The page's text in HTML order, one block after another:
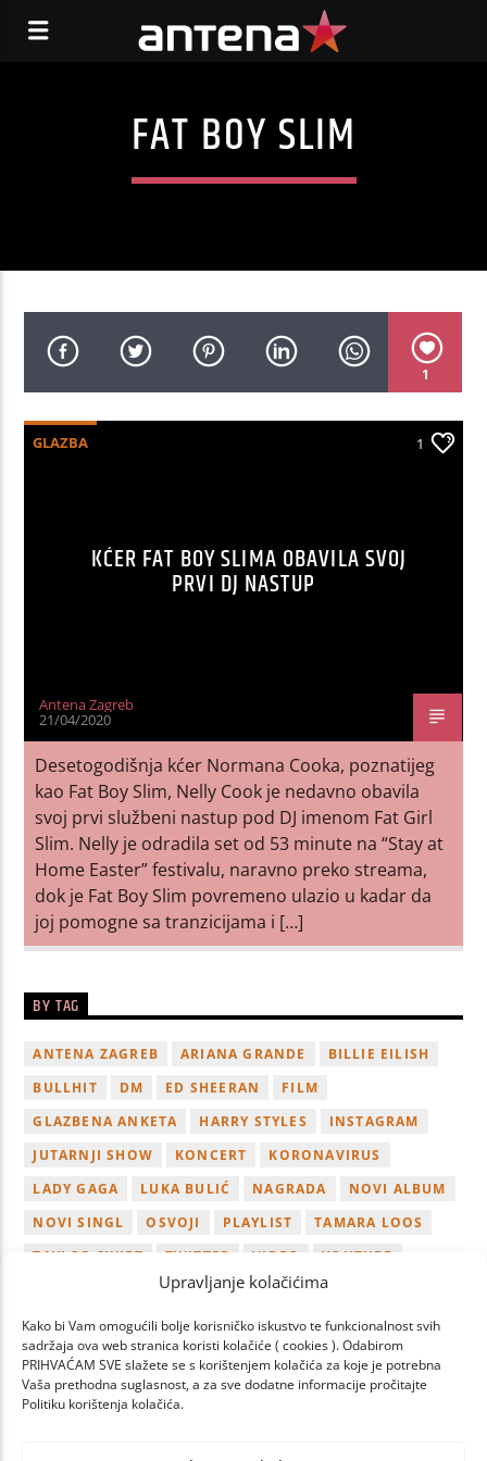
Upravljanje kolačićima
Kako bi Vam omogućili bolje korisničko iskustvo te funkcionalnost svih
sadržaja ova web stranica koristi kolačiće ( cookies ). Odabirom
PRIHVAĆAM SVE slažete se s korištenjem kolačića za koje je potrebna
Vaša prethodna suglasnost, a za sve dodatne informacije pročitajte
Politiku korištenja kolačića.
FAT BOY SLIM
1
GLAZBA 1
KĆER FAT BOY SLIMA OBAVILA SVOJ
PRVI DJ NASTUP
Antena Zagreb
21/04/2020
Desetogodišnja kćer Normana Cooka, poznatijeg
kao Fat Boy Slim, Nelly Cook je nedavno obavila
svoj prvi službeni nastup pod DJ imenom Fat Girl
Slim. Nelly je odradila set od 53 minute na “Stay at
Home Easter” festivalu, naravno preko streama,
dok je Fat Boy Slim povremeno ulazio u kadar da
joj pomogne sa tranzicijama i […]
BY TAG
ANTENA ZAGREB ARIANA GRANDE
BILLIE EILISH
BULLHIT
DM ED SHEERAN
FILM
GLAZBENA ANKETA
HARRY STYLES
INSTAGRAM
JUTARNJI SHOW
KONCERT
KORONAVIRUS
LADY GAGA
LUKA BULIĆ NAGRADA
NOVI ALBUM
NOVI SINGL
OSVOJI PLAYLIST
TAMARA LOOS
TAYLOR SWIFT
TWITTER VIDEO
YOUTUBE